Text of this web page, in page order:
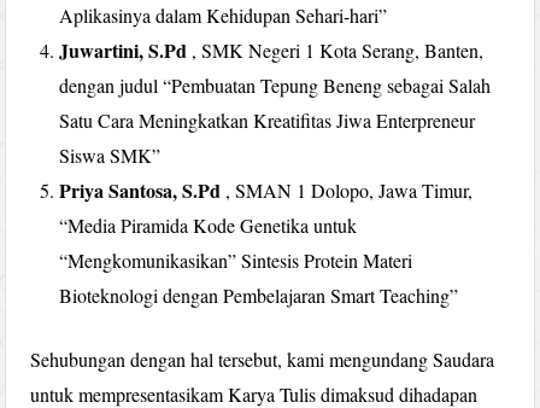
Aplikasinya dalam Kehidupan Sehari-hari”
Juwartini, S.Pd , SMK Negeri 1 Kota Serang, Banten,
dengan judul “Pembuatan Tepung Beneng sebagai Salah
Satu Cara Meningkatkan Kreatifitas Jiwa Enterpreneur
Siswa SMK”
Priya Santosa, S.Pd , SMAN 1 Dolopo, Jawa Timur,
“Media Piramida Kode Genetika untuk
“Mengkomunikasikan” Sintesis Protein Materi
Bioteknologi dengan Pembelajaran Smart Teaching”
Sehubungan dengan hal tersebut, kami mengundang Saudara
untuk mempresentasikam Karya Tulis dimaksud dihadapan